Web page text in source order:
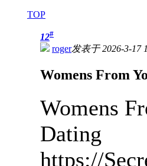
TOP
12#
roger发表于 2026-3-17
Womens From
Womens
Dating
https://